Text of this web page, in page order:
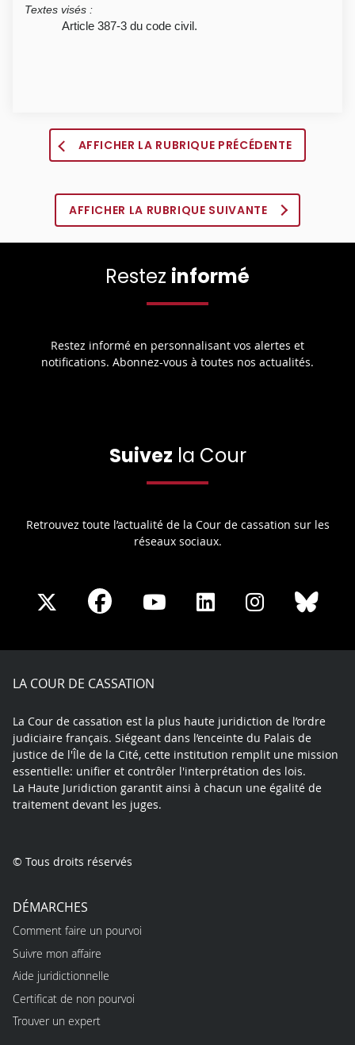
Textes visés :
Article 387-3 du code civil.
AFFICHER LA RUBRIQUE PRÉCÉDENTE
AFFICHER LA RUBRIQUE SUIVANTE
Restez informé
Restez informé en personnalisant vos alertes et
notifications. Abonnez-vous à toutes nos actualités.
Suivez la Cour
Retrouvez toute l’actualité de la Cour de cassation sur les
réseaux sociaux.
Share
X
Share
Facebook
Share
Youtube
Share
LinkedIn
Share
Instagram
LA COUR DE CASSATION
La Cour de cassation est la plus haute juridiction de l’ordre
judiciaire français. Siégeant dans l’enceinte du Palais de
justice de l'Île de la Cité, cette institution remplit une mission
essentielle: unifier et contrôler l'interprétation des lois.
La Haute Juridiction garantit ainsi à chacun une égalité de
traitement devant les juges.
© Tous droits réservés
DÉMARCHES
Comment faire un pourvoi
Suivre mon affaire
Aide juridictionnelle
Certificat de non pourvoi
Trouver un expert